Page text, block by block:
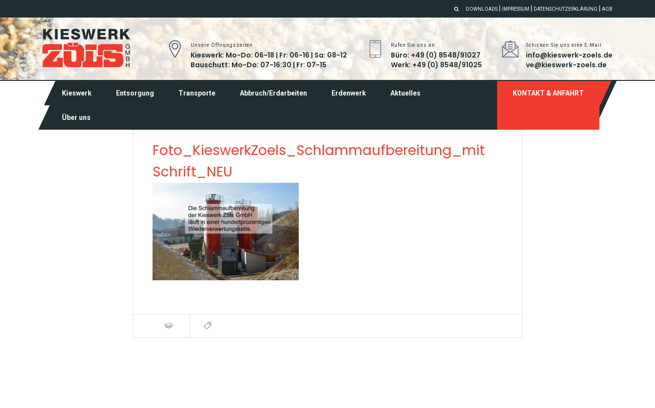
DOWNLOADS IMPRESSUM DATENSCHUTZERKLÄRUNG AGB
Unsere Öffnungszeiten
Kieswerk: Mo-Do: 06-18 | Fr: 06-16 | Sa: 08-12
Bauschutt: Mo-Do: 07-16:30 | Fr: 07-15
Rufen Sie uns an
Büro: +49 (0) 8548/91027
Werk: +49 (0) 8548/91025
Schicken Sie uns eine E-Mail
info@kieswerk-zoels.de
ve@kieswerk-zoels.de
Kieswerk Entsorgung Transporte Abbruch/Erdarbeiten Erdenwerk Aktuelles
Über uns
KONTAKT & ANFAHRT
24
AUG
Foto_KieswerkZoels_Schlammaufbereitung_mit
Schrift_NEU